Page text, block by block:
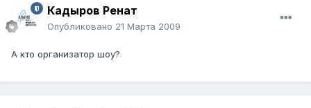
Кадыров Ренат
Опубликовано 21 Марта 2009
А кто организатор шоу?